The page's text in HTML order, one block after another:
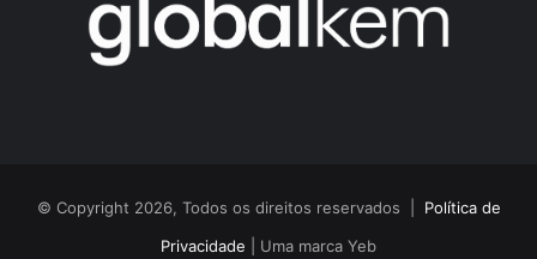
© Copyright 2026, Todos os direitos reservados | Política de
Privacidade | Uma marca Yeb